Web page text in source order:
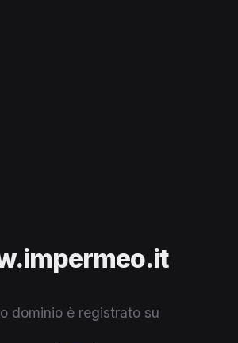
dominio è registrato su